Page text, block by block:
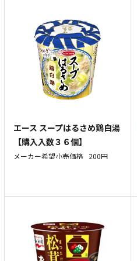
エース スープはるさめ鶏白湯
【購入入数３６個】
メーカー希望小売価格 200円